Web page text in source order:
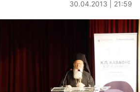
30.04.2013 | 21:59